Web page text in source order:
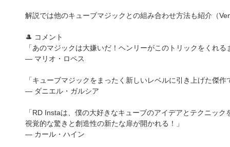
解説では他のキューブマジックとの組み合わせ方法も紹介（
🎩 コメント
「あのマジックは大嫌いだ！ヘンリーがこのトリックをくれ
— マリオ・ロペス
「キューブマジックをまったく新しいレベルに引き上げた傑作
— ダニエル・ガルシア
「RD Instaは、僕の大好きなキューブのアイデアとテクニッ
視覚的な驚きと創造性の新たな扉が開かれる！」
— カール・ハイン